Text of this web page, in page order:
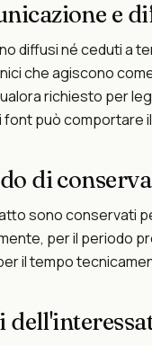
e
diffusi né ceduti a
che agiscono
richiesto per
può comportare
di
sono conservati
per il periodo
il tempo